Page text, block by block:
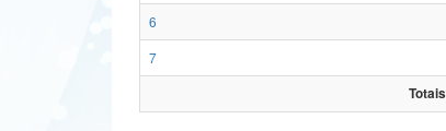
6
7
Totais